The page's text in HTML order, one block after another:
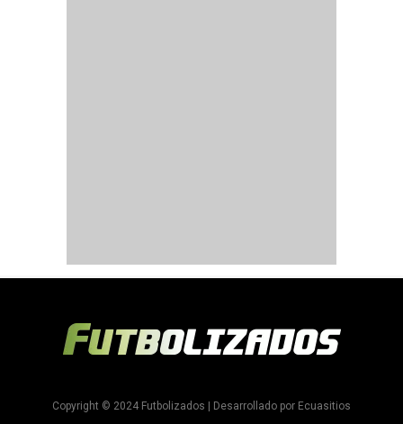
Copyright © 2024 Futbolizados | Desarrollado por Ecuasitios